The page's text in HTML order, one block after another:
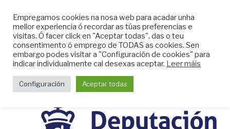
content
CLUB DO MAR DE
MUGARDOS
Web do Club do Mar de Mugardos
Empregamos cookies na nosa web para acadar unha
mellor experiencia ó recordar as túas preferencias e
visitas. Ó facer click en "Aceptar todas", das o teu
consentimento ó emprego de TODAS as cookies. Sen
embargo podes visitar a "Configuración de cookies" para
indicar individualmente cal desexas aceptar. Leer máis
Configuración Aceptar todas